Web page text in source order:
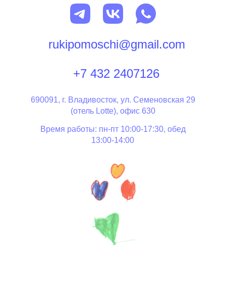
Время работы: пн-пт 10:00-17:30, обед
13:00-14:00
690091, г. Владивосток, ул. Семеновская 29
(отель Lotte), офис 630
+7 432 2407126
rukipomoschi@gmail.com